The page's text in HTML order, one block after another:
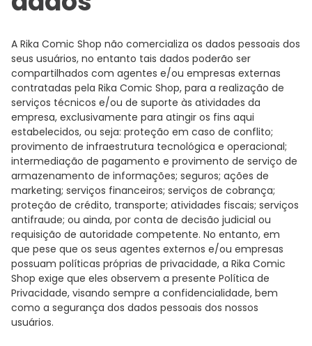
A Rika Comic Shop não comercializa os dados pessoais dos
seus usuários, no entanto tais dados poderão ser
compartilhados com agentes e/ou empresas externas
contratadas pela Rika Comic Shop, para a realização de
serviços técnicos e/ou de suporte às atividades da
empresa, exclusivamente para atingir os fins aqui
estabelecidos, ou seja: proteção em caso de conflito;
provimento de infraestrutura tecnológica e operacional;
intermediação de pagamento e provimento de serviço de
armazenamento de informações; seguros; ações de
marketing; serviços financeiros; serviços de cobrança;
proteção de crédito, transporte; atividades fiscais; serviços
antifraude; ou ainda, por conta de decisão judicial ou
requisição de autoridade competente. No entanto, em
que pese que os seus agentes externos e/ou empresas
possuam políticas próprias de privacidade, a Rika Comic
Shop exige que eles observem a presente Política de
Privacidade, visando sempre a confidencialidade, bem
como a segurança dos dados pessoais dos nossos
usuários.